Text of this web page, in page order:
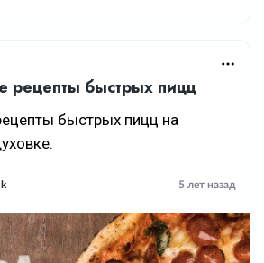
рецепты быстрых пицц
быстрых пицц на
5 лет назад